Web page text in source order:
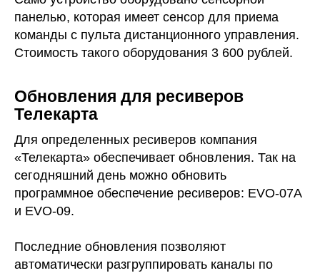
панелью, которая имеет сенсор для приема
команды с пульта дистанционного управления.
Стоимость такого оборудования 3 600 рублей.
Обновления для ресиверов
Телекарта
Для определенных ресиверов компания
«Телекарта» обеспечивает обновления. Так на
сегодняшний день можно обновить
программное обеспечение ресиверов: EVO-07А
и EVO-09.
Последние обновления позволяют
автоматически разгруппировать каналы по